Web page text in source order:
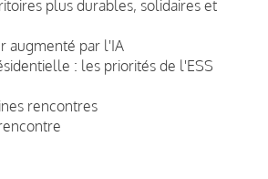
plus durables, solidaires et
augmenté par l'IA
: les priorités de l'ESS
rencontres